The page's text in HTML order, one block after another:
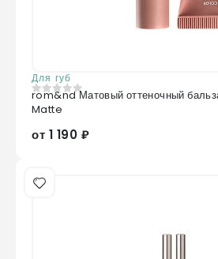
Для губ
0из 5
rom&nd Матовый оттеночный
Matte
от 1 190 ₽